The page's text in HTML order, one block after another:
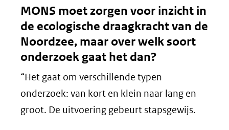
website)
MONS moet zorgen voor inzicht in
de ecologische draagkracht van de
Noordzee, maar over welk soort
onderzoek gaat het dan?
“Het gaat om verschillende typen
onderzoek: van kort en klein naar lang en
groot. De uitvoering gebeurt stapsgewijs.